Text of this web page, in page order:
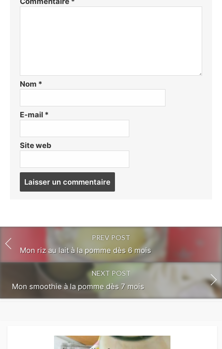
Nom *
E-mail *
Site web
PREV POST
Mon riz au lait à la pomme dès 6 mois
NEXT POST
Mon smoothie à la pomme dès 7 mois